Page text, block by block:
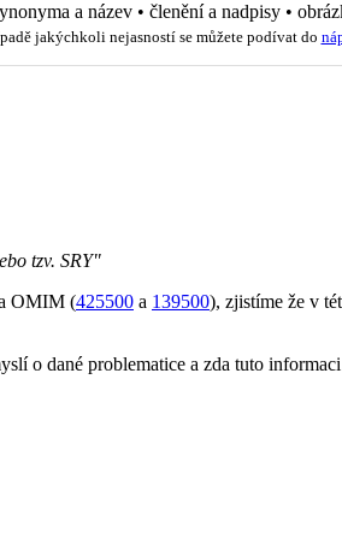
a název • členění a nadpisy•
jakýchkoli nejasností se můžete podívat do
tzv. SRY"
OMIM (425500 a 139500), zjistíme že v
o dané problematice a zda tuto